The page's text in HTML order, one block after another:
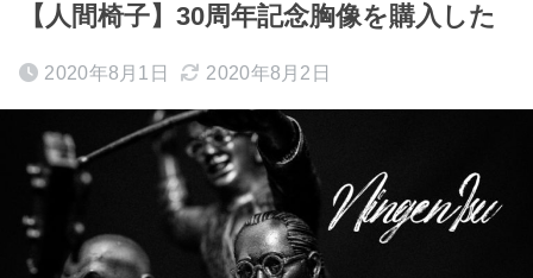
【人間椅子】30周年記念胸像を購入した
2020年8月1日 2020年8月2日